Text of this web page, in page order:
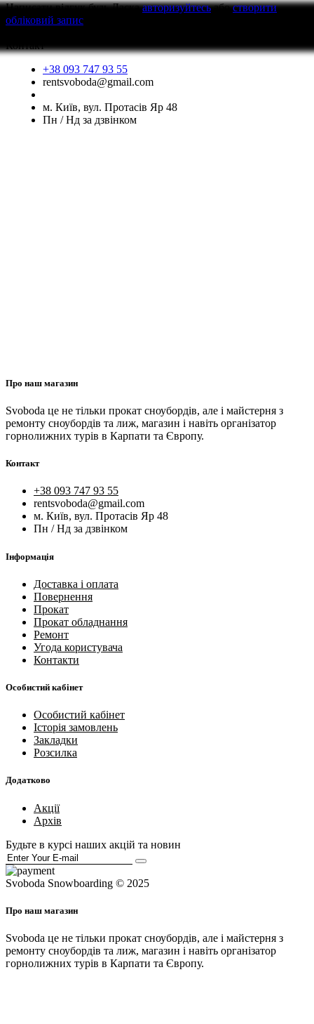
Написати відгукбудь Ласкаавторизуйтесьабостворити
обліковий запис
Контакт
+38 093 747 93 55
rentsvoboda@gmail.com
м. Київ, вул. Протасів Яр 48
Пн / Нд за дзвінком
Про наш магазин
Svoboda це не тільки прокат сноубордів, але і майстерня з
ремонту сноубордів та лиж, магазин і навіть організатор
горнолижних турів в Карпати та Європу.
Контакт
+38 093 747 93 55
rentsvoboda@gmail.com
м. Київ, вул. Протасів Яр 48
Пн / Нд за дзвінком
Інформація
Доставка і оплата
Повернення
Прокат
Прокат обладнання
Ремонт
Угода користувача
Контакти
Особистий кабінет
Особистий кабінет
Історія замовлень
Закладки
Розсилка
Додатково
Акції
Архів
Будьте в курсі наших акцій та новин
Svoboda Snowboarding © 2025
Про наш магазин
Svoboda це не тільки прокат сноубордів, але і майстерня з
ремонту сноубордів та лиж, магазин і навіть організатор
горнолижних турів в Карпати та Європу.